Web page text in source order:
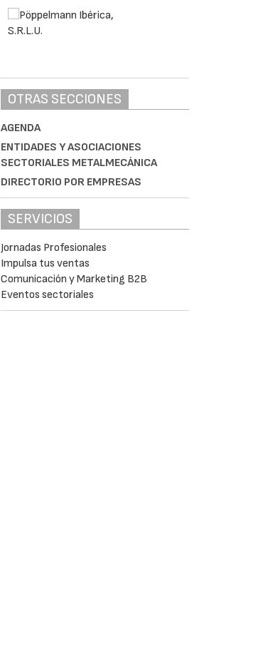
OTRAS SECCIONES
AGENDA
ENTIDADES Y ASOCIACIONES
SECTORIALES METALMECÁNICA
DIRECTORIO POR EMPRESAS
SERVICIOS
Jornadas Profesionales
Impulsa tus ventas
Comunicación y Marketing B2B
Eventos sectoriales